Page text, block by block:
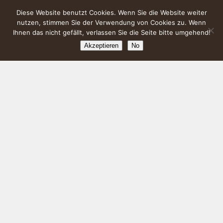
Diese Website benutzt Cookies. Wenn Sie die Website weiter
nutzen, stimmen Sie der Verwendung von Cookies zu. Wenn
Ihnen das nicht gefällt, verlassen Sie die Seite bitte umgehend!
Akzeptieren No